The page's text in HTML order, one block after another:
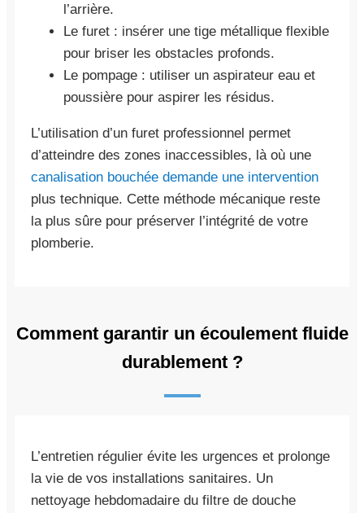
l’arrière.
Le furet : insérer une tige métallique flexible
pour briser les obstacles profonds.
Le pompage : utiliser un aspirateur eau et
poussière pour aspirer les résidus.
L’utilisation d’un furet professionnel permet
d’atteindre des zones inaccessibles, là où une
canalisation bouchée demande une intervention
plus technique. Cette méthode mécanique reste
la plus sûre pour préserver l’intégrité de votre
plomberie.
Comment garantir un écoulement fluide
durablement ?
L’entretien régulier évite les urgences et prolonge
la vie de vos installations sanitaires. Un
nettoyage hebdomadaire du filtre de douche